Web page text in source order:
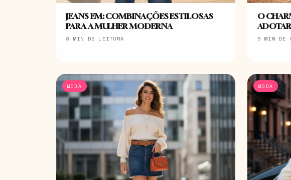
JEANS EM: COMBINAÇÕES ESTILOSAS
PARA A MULHER MODERNA
8 MIN DE LEITURA
O
6 MIN DE
MODA MODA